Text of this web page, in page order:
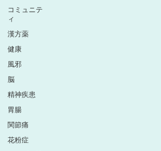
コミュニテ
ィ
漢方薬
健康
風邪
脳
精神疾患
胃腸
関節痛
花粉症